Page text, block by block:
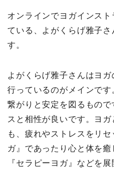
オンラインでヨガインス
ている、よがくらげ雅子
す。
よがくらげ雅子さんはヨ
行っているのがメインで
繋がりと安定を図るもの
スと相性が良いです。ヨ
も、疲れやストレスをリ
ガ』であったり心と体を癒
『セラピーヨガ』などを展